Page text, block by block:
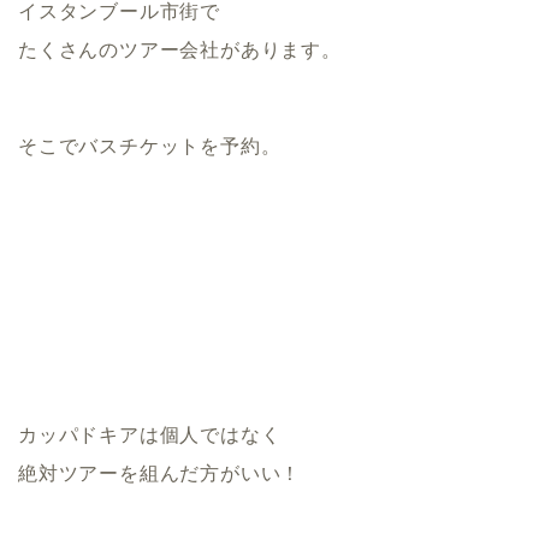
イスタンブール市街で
たくさんのツアー会社があります。
そこでバスチケットを予約。
カッパドキアは個人ではなく
絶対ツアーを組んだ方がいい！